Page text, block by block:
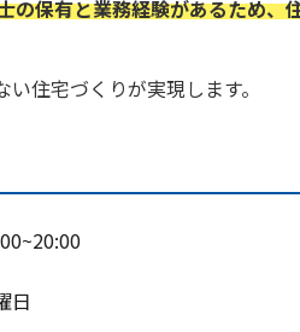
の保有と業務経験があるため
住宅づくりが実現します。
日